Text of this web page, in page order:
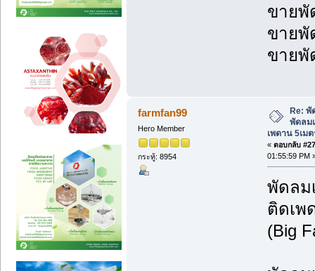
ขายพั
ขายพั
ขายพั
farmfan99
Hero Member
กระทู้: 8954
Re: พั
พัดลม
เพดาน 5เม
« ตอบกลับ
01:55:59 PM
พัดล
ติดเพ
(Big